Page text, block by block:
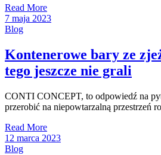
Read More
7 maja 2023
Blog
Kontenerowe bary ze
tego jeszcze nie grali
CONTI CONCEPT, to odpowiedź na
przerobić na niepowtarzalną przestrzeń
Read More
12 marca 2023
Blog